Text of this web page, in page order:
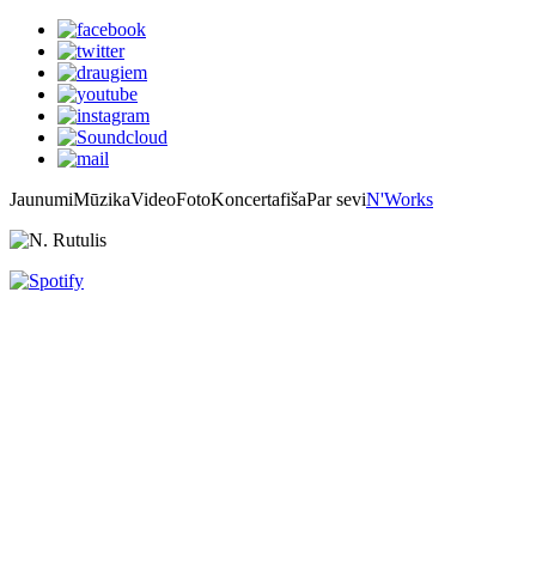
JaunumiMūzikaVideoFotoKoncertafišaPar seviN'Works